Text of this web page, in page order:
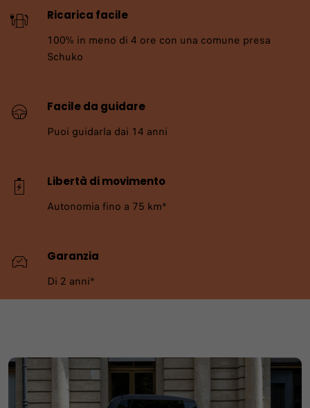
Ricarica facile
100% in meno di 4 ore con una comune presa
Schuko
Facile da guidare
Puoi guidarla dai 14 anni
Libertà di movimento
Autonomia fino a 75 km*
Garanzia
Di 2 anni*